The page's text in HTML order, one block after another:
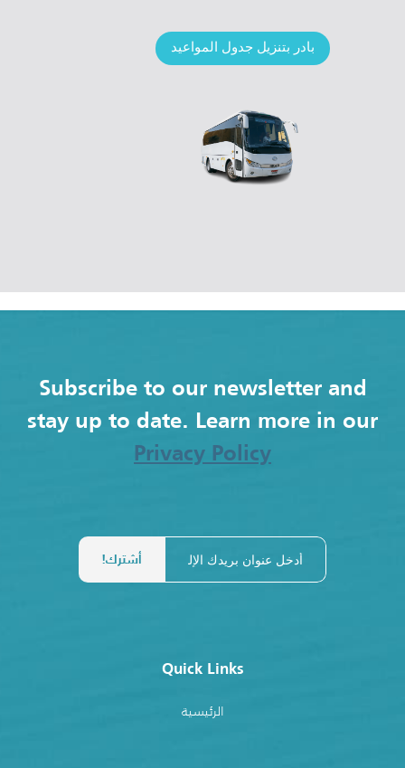
بادر بتنزيل جدول المواعيد
Subscribe to our newsletter and
stay up to date. Learn more in our
Privacy Policy
Quick Links
الرئيسية